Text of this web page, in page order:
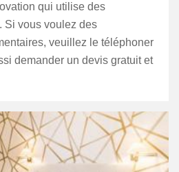
qui utilise des
Si vous voulez des
veuillez le téléphoner
demander un devis gratuit et